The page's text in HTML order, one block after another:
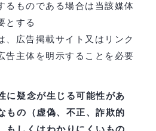
るものである場合は当該媒体
とする
、広告掲載サイト又はリンク
告主体を明示することを必要
に疑念が生じる可能性があ
もの（虚偽、不正、詐欺的